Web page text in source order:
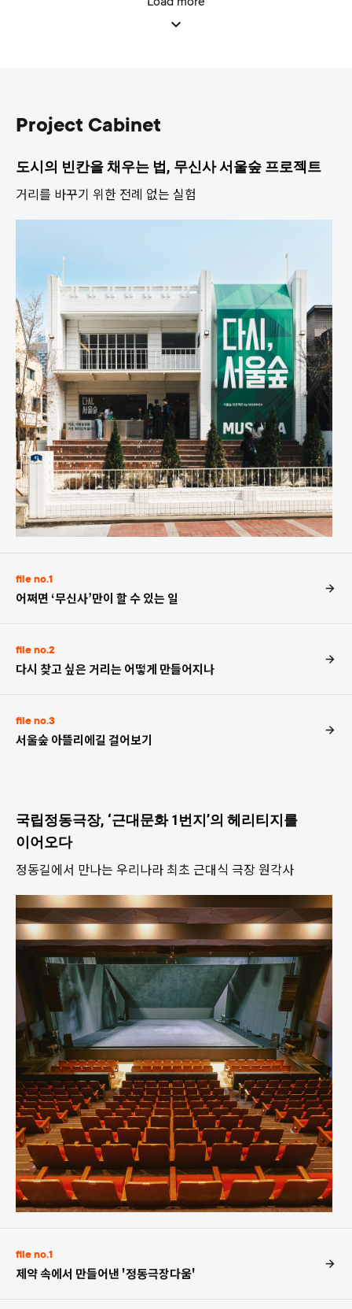
Project Cabinet
도시의 빈칸을 채우는 법, 무신사 서울숲 프로젝트
거리를 바꾸기 위한 전례 없는 실험
file no.1
어쩌면 ‘무신사’만이 할 수 있는 일
file no.2
다시 찾고 싶은 거리는 어떻게 만들어지나
file no.3
서울숲 아뜰리에길 걸어보기
국립정동극장, ‘근대문화 1번지’의 헤리티지를
이어오다
정동길에서 만나는 우리나라 최초 근대식 극장 원각사
file no.1
제약 속에서 만들어낸 '정동극장다움'